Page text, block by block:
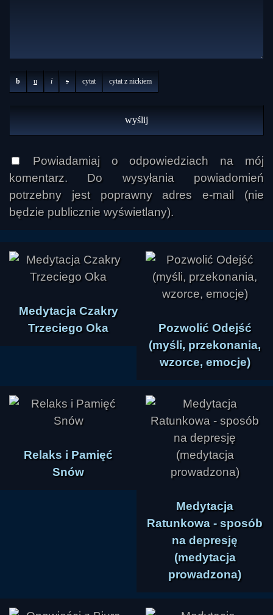
b u i s cytat cytat z nickiem
Powiadamiaj o odpowiedziach na mój
komentarz. Do wysyłania powiadomień
potrzebny jest poprawny adres e-mail (nie
będzie publicznie wyświetlany).
Medytacja Czakry
Trzeciego Oka
Pozwolić Odejść
(myśli, przekonania,
wzorce, emocje)
Relaks i Pamięć
Snów
Medytacja
Ratunkowa - sposób
na depresję
(medytacja
prowadzona)